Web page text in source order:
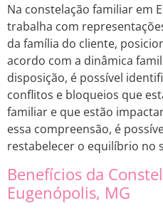
Na constelação familiar em
trabalha com
da família do cliente,
acordo com a dinâmica
disposição, é possível
conflitos e bloqueios que
familiar e que estão
essa compreensão, é
restabelecer o equilíbrio no
Benefícios da
Eugenópolis, MG